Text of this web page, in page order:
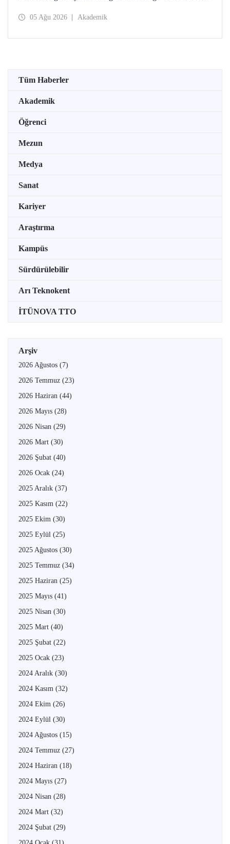
Koşullarına Bağlı Mikrolif Salımı: Aşınma, UV Maruziyeti
05 Ağu 2026 Akademik
Tüm Haberler
Akademik
Öğrenci
Mezun
Medya
Sanat
Kariyer
Araştırma
Kampüs
Sürdürülebilir
Arı Teknokent
İTÜNOVA TTO
Arşiv
2026 Ağustos (7)
2026 Temmuz (23)
2026 Haziran (44)
2026 Mayıs (28)
2026 Nisan (29)
2026 Mart (30)
2026 Şubat (40)
2026 Ocak (24)
2025 Aralık (37)
2025 Kasım (22)
2025 Ekim (30)
2025 Eylül (25)
2025 Ağustos (30)
2025 Temmuz (34)
2025 Haziran (25)
2025 Mayıs (41)
2025 Nisan (30)
2025 Mart (40)
2025 Şubat (22)
2025 Ocak (23)
2024 Aralık (30)
2024 Kasım (32)
2024 Ekim (26)
2024 Eylül (30)
2024 Ağustos (15)
2024 Temmuz (27)
2024 Haziran (18)
2024 Mayıs (27)
2024 Nisan (28)
2024 Mart (32)
2024 Şubat (29)